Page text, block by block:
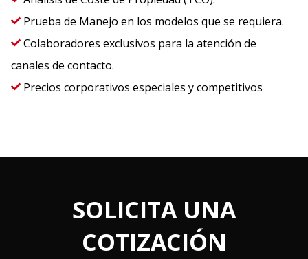
Prueba de Manejo en los modelos que se requiera.
Colaboradores exclusivos para la atención de
canales de contacto.
Precios corporativos especiales y competitivos
SOLICITA UNA
COTIZACIÓN